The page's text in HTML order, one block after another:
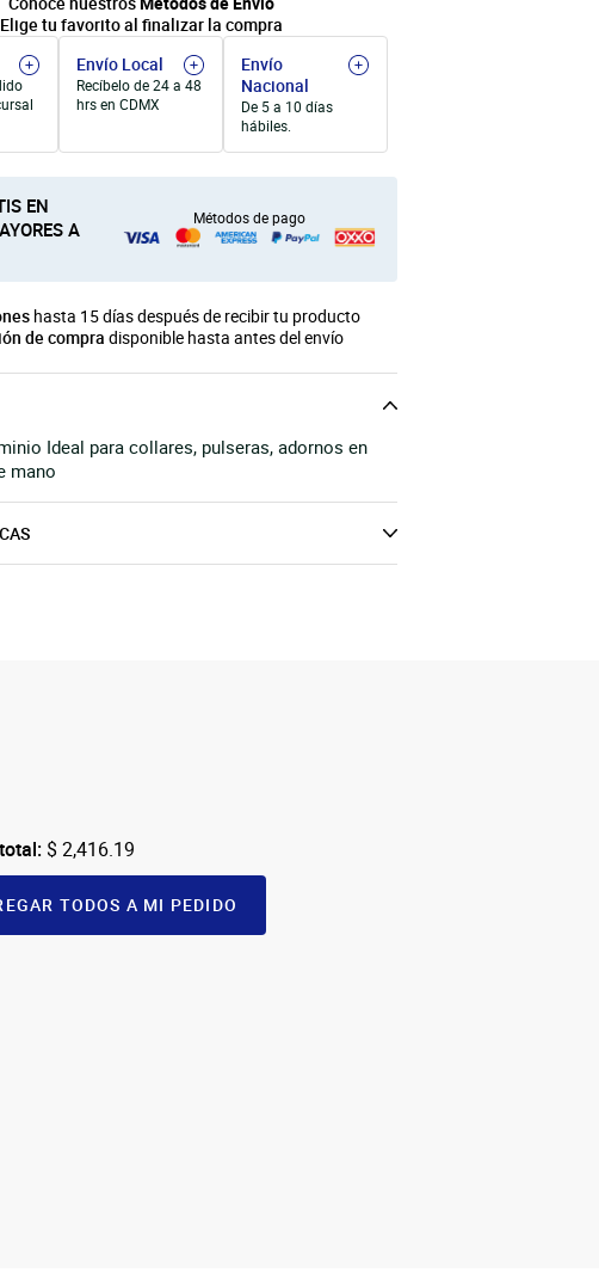
Elige tu favorito al finalizar la compra
Envío Local
Recíbelo de 24 a 48
hrs en CDMX
Envío
Nacional
De 5 a 10 días
hábiles.
EN
A
Métodos de pago
hasta 15 días después de recibir tu producto
de compra disponible hasta antes del envío
Ideal para collares, pulseras, adornos en
mano
$ 2,416.19
TODOS A MI PEDIDO